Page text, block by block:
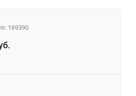
169390